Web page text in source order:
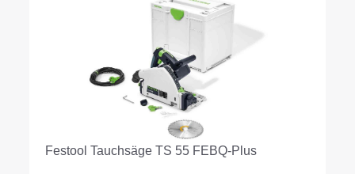
Festool Tauchsäge TS 55 FEBQ-Plus